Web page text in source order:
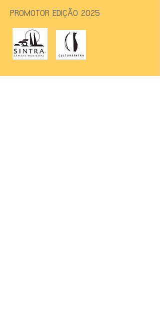
PROMOTOR EDIÇÃO 2025